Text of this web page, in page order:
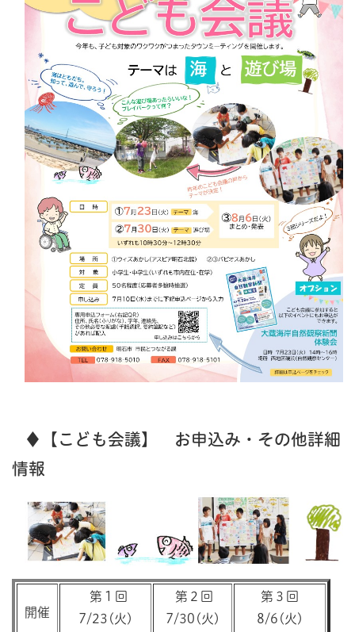
♦【こども会議】 お申込み・その他詳細
情報
開催
第１回
7/23(火)
第２回
7/30(火)
第３回
8/6(火)